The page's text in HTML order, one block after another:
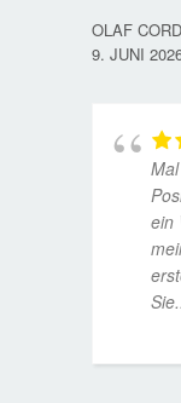
OLAF
9. JUNI
ein
Sie